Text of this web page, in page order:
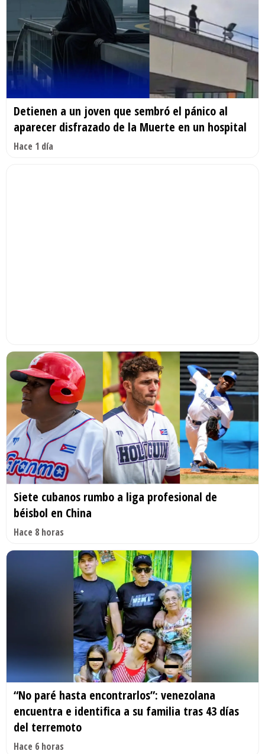
Detienen a un joven que sembró el pánico al
aparecer disfrazado de la Muerte en un hospital
Hace 1 día
Siete cubanos rumbo a liga profesional de
béisbol en China
Hace 8 horas
“No paré hasta encontrarlos”: venezolana
encuentra e identifica a su familia tras 43 días
del terremoto
Hace 6 horas